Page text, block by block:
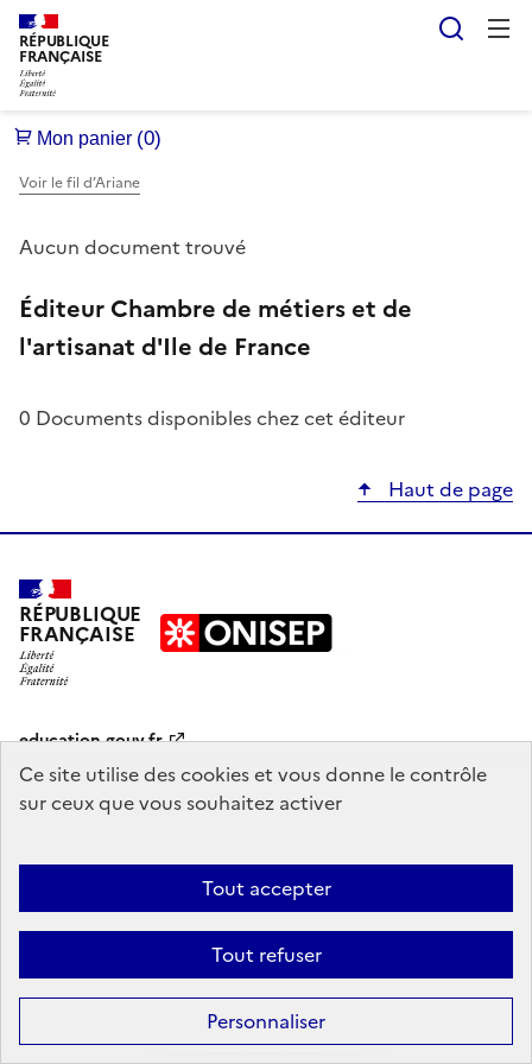
Ce site utilise des cookies et vous donne le contrôle
sur ceux que vous souhaitez activer
Tout accepter
Tout refuser
Personnaliser
RÉPUBLIQUE
FRANÇAISE
Voir le fil d’Ariane
Aucun document trouvé
Éditeur Chambre de métiers et de
l'artisanat d'Ile de France
0 Documents disponibles chez cet éditeur
Haut de page
RÉPUBLIQUE
FRANÇAISE
education.gouv.fr
enseignementsup-recherche.gouv.fr
Données personnelles Plan du site
Accessibilité : partiellement conforme
Sauf mention explicite de propriété intellectuelle détenue par des tiers,
les contenus de ce site sont proposés souslicence etalab-2.0